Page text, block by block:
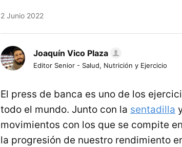
2 Junio 2022
Joaquín Vico Plaza
Editor Senior - Salud, Nutrición y Ejercicio
El press de banca es uno de los
todo el mundo. Junto con la sentadilla
movimientos con los que se compite
la progresión de nuestro rendimiento